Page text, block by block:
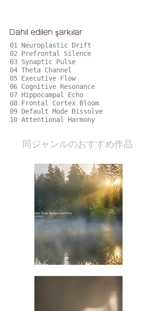
Dahil edilen şarkılar
01 Neuroplastic Drift
02 Prefrontal Silence
03 Synaptic Pulse
04 Theta Channel
05 Executive Flow
06 Cognitive Resonance
07 Hippocampal Echo
08 Frontal Cortex Bloom
09 Default Mode Dissolve
10 Attentional Harmony
​同ジャンルのおすすめ作品